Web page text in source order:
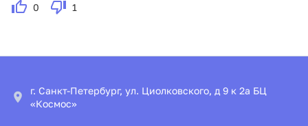
0 1
г. Санкт-Петербург, ул. Циолковского, д 9 к 2а БЦ
«Космос»